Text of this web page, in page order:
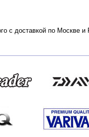
с доставкой по Москве